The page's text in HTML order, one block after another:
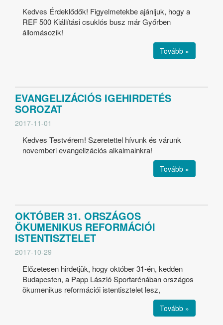
Kedves Érdeklődők! Figyelmetekbe ajánljuk, hogy a
REF 500 Kiállítási csuklós busz már Győrben
állomásozik!
Tovább »
EVANGELIZÁCIÓS IGEHIRDETÉS
SOROZAT
2017-11-01
Kedves Testvérem! Szeretettel hívunk és várunk
novemberi evangelizációs alkalmainkra!
Tovább »
OKTÓBER 31. ORSZÁGOS
ÖKUMENIKUS REFORMÁCIÓI
ISTENTISZTELET
2017-10-29
Előzetesen hirdetjük, hogy október 31-én, kedden
Budapesten, a Papp László Sportarénában országos
ökumenikus reformációi istentisztelet lesz,
Tovább »